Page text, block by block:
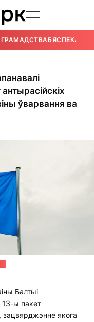
ГРАМАДСТВАБЯСПЕКА
ўварвання ва
Балтыі
13-ы пакет
зацвярджэнне якога